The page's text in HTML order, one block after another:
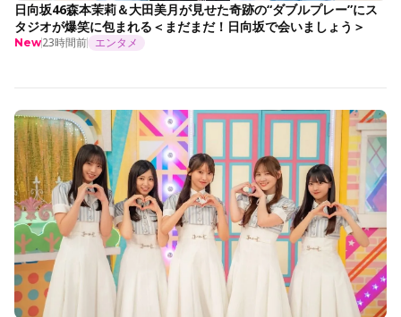
日向坂46森本茉莉＆大田美月が見せた奇跡の“ダブルプレー”にス
タジオが爆笑に包まれる＜まだまだ！日向坂で会いましょう＞
New23時間前 エンタメ